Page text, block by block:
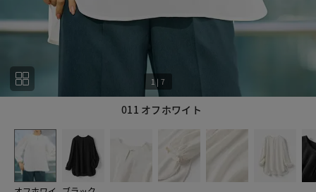
011 オフホワイト
1| 7
7